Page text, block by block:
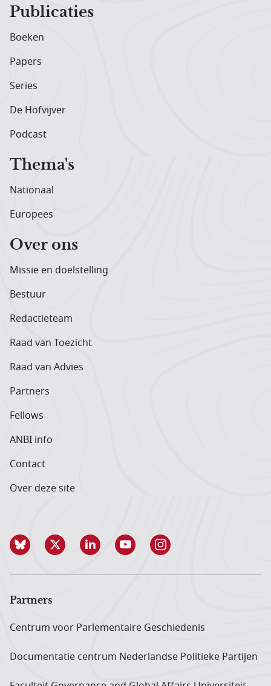
Publicaties
Boeken
Papers
Series
De Hofvijver
Podcast
Thema's
Nationaal
Europees
Over ons
Missie en doelstelling
Bestuur
Redactieteam
Raad van Toezicht
Raad van Advies
Partners
Fellows
ANBI info
Contact
Over deze site
Partners
Centrum voor Parlementaire Geschiedenis
Documentatie centrum Neder­landse Politieke Partijen